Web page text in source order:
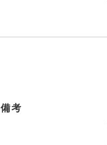
備考